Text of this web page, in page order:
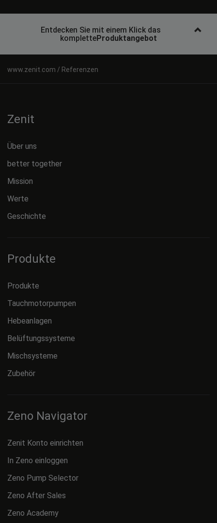
Entdecken Sie mit einem Klick das
kompletteProduktangebot
Referenzen
Zenit
Über uns
better together
Mission
Werte
Geschichte
Produkte
Produkte
Tauchmotorpumpen
Hebeanlagen
Belüftungssysteme
Mischsysteme
Zubehör
Zeno Navigator
Zenit Konto einrichten
In Zeno einloggen
Zeno Pump Selector
Zeno After Sales
Zeno Academy